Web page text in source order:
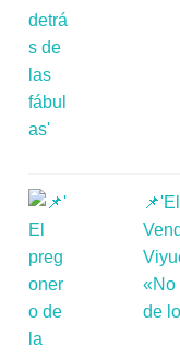
«No
de